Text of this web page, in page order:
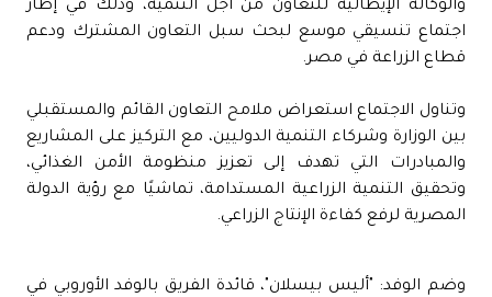
والوكالة الإيطالية للتعاون من أجل التنمية، وذلك في إطار
اجتماع تنسيقي موسع لبحث سبل التعاون المشترك ودعم
قطاع الزراعة في مصر.
وتناول الاجتماع استعراض ملامح التعاون القائم والمستقبلي
بين الوزارة وشركاء التنمية الدوليين، مع التركيز على المشاريع
والمبادرات التي تهدف إلى تعزيز منظومة الأمن الغذائي،
وتحقيق التنمية الزراعية المستدامة، تماشيًا مع رؤية الدولة
المصرية لرفع كفاءة الإنتاج الزراعي.
وضم الوفد: "أليس بيسلان"، قائدة الفريق بالوفد الأوروبي في